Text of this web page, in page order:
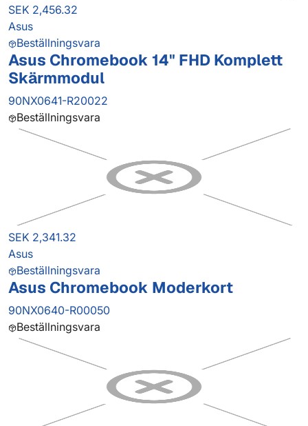
SEK 2,456.32
Asus
Beställningsvara
Asus Chromebook 14" FHD Komplett
Skärmmodul
90NX0641-R20022
Beställningsvara
SEK 2,341.32
Asus
Beställningsvara
Asus Chromebook Moderkort
90NX0640-R00050
Beställningsvara